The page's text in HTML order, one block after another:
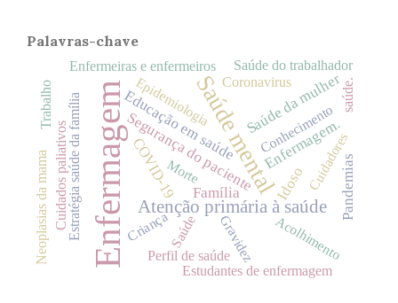
Palavras-chave
Enfermagem Saúde mental
Atenção primária à saúde
Enfermagem.
Segurança do paciente Idoso
Educação em saúdeSaúde da mulher
Família
COVID-19 Pandemias
Enfermeiras e enfermeiros
Saúde
Epidemiologia
Gravidez
Saúde do trabalhador
Estudantes de enfermagem
Cuidadores
Estratégia saúde da família Acolhimento
Cuidados paliativos
Neoplasias da mama Criança
Trabalho
Perfil de saúde
Coronavirus
Conhecimento
Morte
saúde.